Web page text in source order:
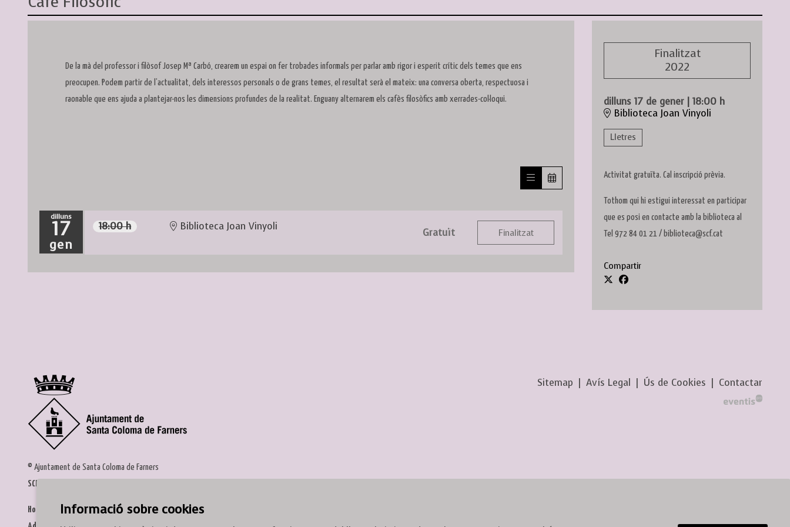
Finalitzat
2022
dilluns 17 de gener | 18:00 h
Biblioteca Joan Vinyoli
Lletres
Activitat gratuïta. Cal inscripció prèvia.
Tothom qui hi estigui interessat en participar
que es posi en contacte amb la biblioteca al
Tel 972 84 01 21 / biblioteca@scf.cat
Compartir
De la mà del professor i filòsof Josep Mª Carbó, crearem un espai on fer trobades informals per parlar amb rigor i esperit crític dels temes que ens
preocupen. Podem partir de l’actualitat, dels interessos personals o de grans temes, el resultat serà el mateix: una conversa oberta, respectuosa i
raonable que ens ajuda a plantejar-nos les dimensions profundes de la realitat. Enguany alternarem els cafès filosòfics amb xerrades-col·loqui.
dilluns
17
gen
18:00 h Biblioteca Joan Vinyoli
Gratuït Finalitzat
© Ajuntament de Santa Coloma de Farners
SCF Cultura
Horari de la Casa de la Paraula: de dilluns a dissabte, de 9 a 13 h.
Sitemap | Avís Legal | Ús de Cookies | Contactar
Informació sobre cookies